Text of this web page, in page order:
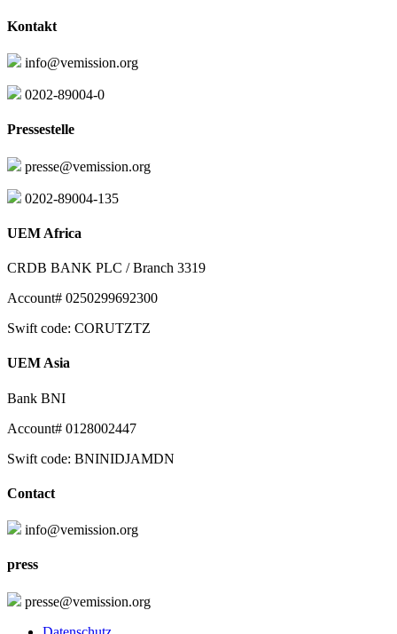
Kontakt
info@vemission.org
0202-89004-0
Pressestelle
presse@vemission.org
0202-89004-135
UEM Africa
CRDB BANK PLC / Branch 3319
Account# 0250299692300
Swift code: CORUTZTZ
UEM Asia
Bank BNI
Account# 0128002447
Swift code: BNINIDJAMDN
Contact
info@vemission.org
press
presse@vemission.org